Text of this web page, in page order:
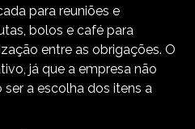
para reuniões e
bolos e café para
entre as obrigações. O
já que a empresa não
a escolha dos itens a